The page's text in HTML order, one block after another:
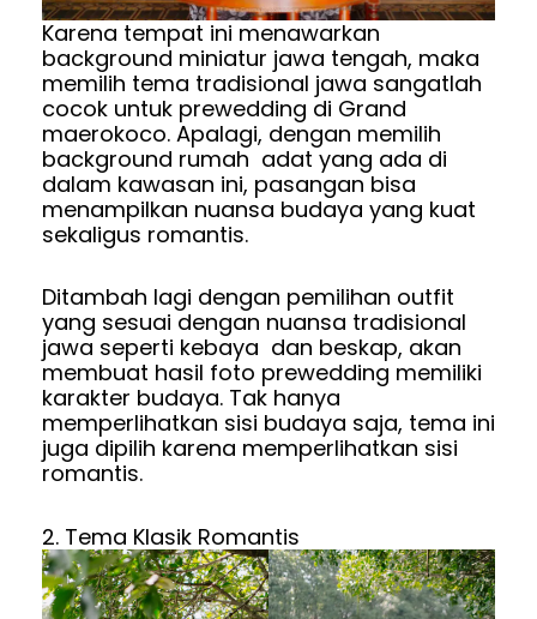
Karena tempat ini menawarkan
background miniatur jawa tengah, maka
memilih tema tradisional jawa sangatlah
cocok untuk prewedding di Grand
maerokoco. Apalagi, dengan memilih
background rumah adat yang ada di
dalam kawasan ini, pasangan bisa
menampilkan nuansa budaya yang kuat
sekaligus romantis.
Ditambah lagi dengan pemilihan outfit
yang sesuai dengan nuansa tradisional
jawa seperti kebaya dan beskap, akan
membuat hasil foto prewedding memiliki
karakter budaya. Tak hanya
memperlihatkan sisi budaya saja, tema ini
juga dipilih karena memperlihatkan sisi
romantis.
2. Tema Klasik Romantis